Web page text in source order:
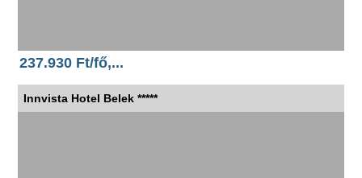
237.930 Ft/fő,...
Innvista Hotel Belek *****